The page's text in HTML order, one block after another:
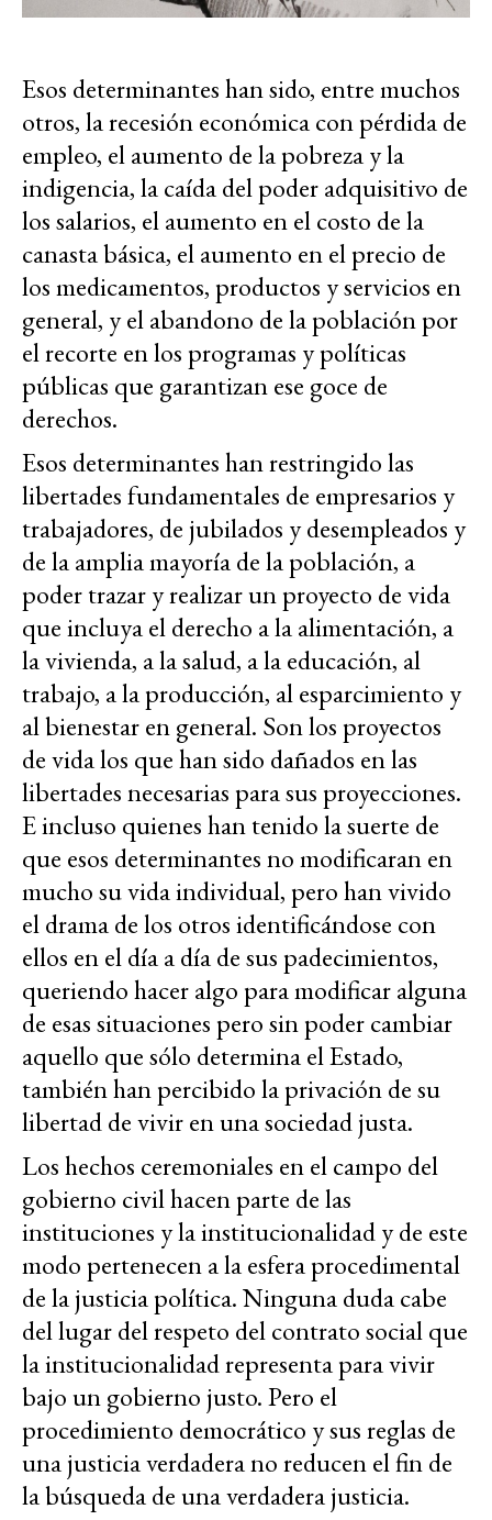
Esos determinantes han sido, entre muchos
otros, la recesión económica con pérdida de
empleo, el aumento de la pobreza y la
indigencia, la caída del poder adquisitivo de
los salarios, el aumento en el costo de la
canasta básica, el aumento en el precio de
los medicamentos, productos y servicios en
general, y el abandono de la población por
el recorte en los programas y políticas
públicas que garantizan ese goce de
derechos.
Esos determinantes han restringido las
libertades fundamentales de empresarios y
trabajadores, de jubilados y desempleados y
de la amplia mayoría de la población, a
poder trazar y realizar un proyecto de vida
que incluya el derecho a la alimentación, a
la vivienda, a la salud, a la educación, al
trabajo, a la producción, al esparcimiento y
al bienestar en general. Son los proyectos
de vida los que han sido dañados en las
libertades necesarias para sus proyecciones.
E incluso quienes han tenido la suerte de
que esos determinantes no modificaran en
mucho su vida individual, pero han vivido
el drama de los otros identificándose con
ellos en el día a día de sus padecimientos,
queriendo hacer algo para modificar alguna
de esas situaciones pero sin poder cambiar
aquello que sólo determina el Estado,
también han percibido la privación de su
libertad de vivir en una sociedad justa.
Los hechos ceremoniales en el campo del
gobierno civil hacen parte de las
instituciones y la institucionalidad y de este
modo pertenecen a la esfera procedimental
de la justicia política. Ninguna duda cabe
del lugar del respeto del contrato social que
la institucionalidad representa para vivir
bajo un gobierno justo. Pero el
procedimiento democrático y sus reglas de
una justicia verdadera no reducen el fin de
la búsqueda de una verdadera justicia.